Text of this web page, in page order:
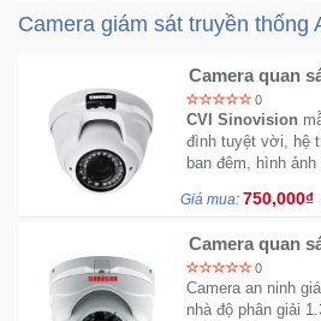
Camera giám sát truyền thống
Camera quan
nhà HD10 D3006
0
CVI Sinovision
đình tuyệt vời, hệ
ban đêm, hình
Giá mua: 750,000₫
Camera quan
nhà CV13
0
Camera an ninh
nhà độ phân giải